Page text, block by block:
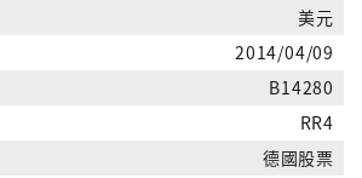
美元
2014/04/09
B14280
RR4
德國股票